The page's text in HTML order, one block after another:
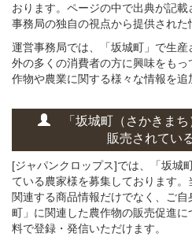
おります。ページの中で出典が記
事務局の独自の視点から提供された
運営事務局では、「坂城町」で生
外の多くの消費者の方に興味をも
作物や農業に関する様々な情報を追
「坂城町（さかきまち
販売されてい
[ジャパンクロップス]では、「坂城
ている農家様を募集しております
関連する商品情報だけでなく、ご
町」に関連した農作物の販売促進
料で登録・発信いただけます。